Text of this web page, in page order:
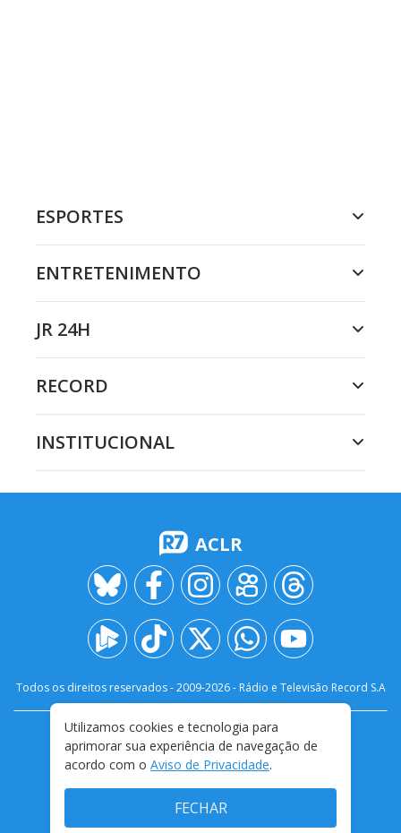
ESPORTES
ENTRETENIMENTO
JR 24H
RECORD
INSTITUCIONAL
ACLR
Todos os direitos reservados - 2009-2026- Rádio e Televisão Record S.A
FALE CONOSCO
PRIVACIDADE
TERMOS E CONDIÇÕES DE USO
Utilizamos cookies e tecnologia para
aprimorar sua experiência de navegação de
acordo com o Aviso de Privacidade.
FECHAR